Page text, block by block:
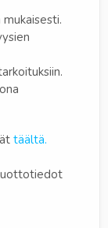
täältä.